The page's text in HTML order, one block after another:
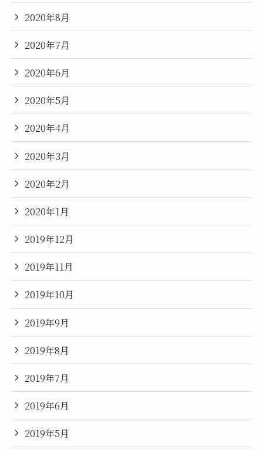
2020年8月
2020年7月
2020年6月
2020年5月
2020年4月
2020年3月
2020年2月
2020年1月
2019年12月
2019年11月
2019年10月
2019年9月
2019年8月
2019年7月
2019年6月
2019年5月